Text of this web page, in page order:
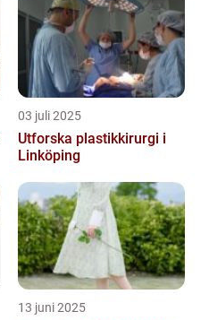
03 juli 2025
Utforska plastikkirurgi i
Linköping
13 juni 2025